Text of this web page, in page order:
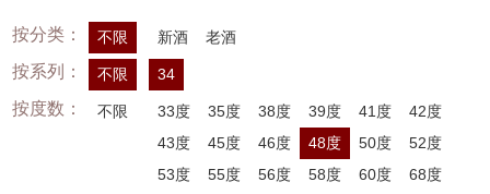
按分类： 不限 新酒 老酒
按系列： 不限 34
按度数： 不限 33度 35度 38度 39度 41度
42度
43度
45度 46度 48度 50度
52度
53度
55度 56度 58度 60度 68度